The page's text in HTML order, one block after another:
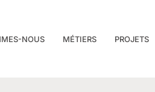
NOUS MÉTIERS PROJETS